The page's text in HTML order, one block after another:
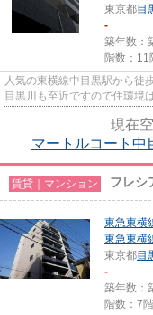
東京都目
-
築年数：
階数：11
人気の東横線中目黒駅から徒
目黒川も至近ですので住環境
現在
マートルコート中
賃貸｜マンション フレシ
東急東横
東急東横
東京都目
-
築年数：
階数：7